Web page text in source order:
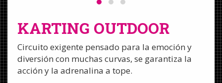
KARTING OUTDOOR
Circuito exigente pensado para la emoción y
diversión con muchas curvas, se garantiza la
acción y la adrenalina a tope.